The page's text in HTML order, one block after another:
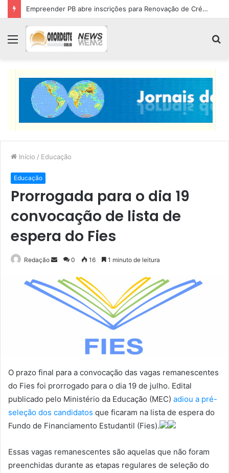
Empreender PB abre inscrições para Renovação de Crédito
Menu
Início / Educação
Educação
Prorrogada para o dia 19
convocação de lista de
espera do Fies
Redação
Mande
e-
mail
0 16 1 minuto de leitura
O prazo final para a convocação das vagas remanescentes
do Fies foi prorrogado para o dia 19 de julho. Edital
publicado pelo Ministério da Educação (MEC) adiou a pré-
seleção dos candidatos que ficaram na lista de espera do
Fundo de Financiamento Estudantil (Fies).
Essas vagas remanescentes são aquelas que não foram
preenchidas durante as etapas regulares de seleção do